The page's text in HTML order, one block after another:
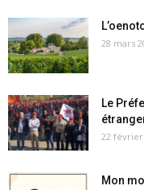
28 mars
Le
22 février
Mon